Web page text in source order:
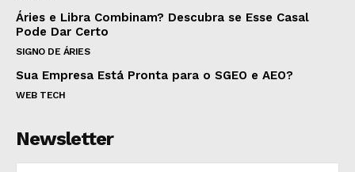
Áries e Libra Combinam? Descubra se Esse Casal
Pode Dar Certo
SIGNO DE ÁRIES
Sua Empresa Está Pronta para o SGEO e AEO?
WEB TECH
Newsletter